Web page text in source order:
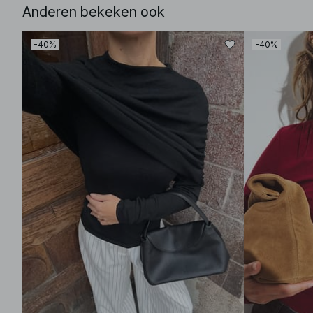
Anderen bekeken ook
-40% -40%